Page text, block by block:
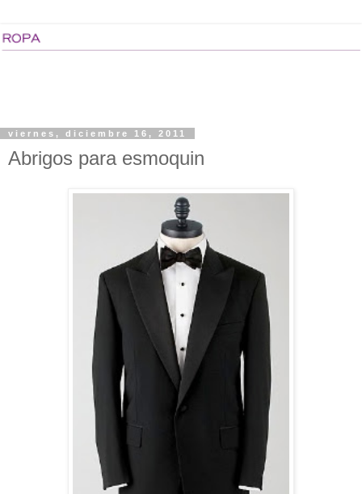
viernes, diciembre 16, 2011
Abrigos para esmoquin